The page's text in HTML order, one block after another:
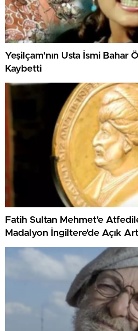
Yeşilçam’nın Usta İsmi Bahar
Kaybetti
Fatih Sultan Mehmet’e
Madalyon İngiltere’de Açık